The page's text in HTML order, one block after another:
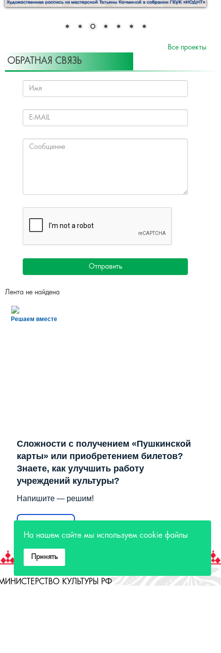
Все проекты
ОБРАТНАЯ СВЯЗЬ
Отправить
Лента не найдена
Решаем вместе
Сложности с получением «Пушкинской
карты» или приобретением билетов?
Знаете, как улучшить работу
учреждений культуры?
Напишите — решим!
КУЛЬТУРЫ РФ
На нашем сайте мы используем cookie файлы
Принять